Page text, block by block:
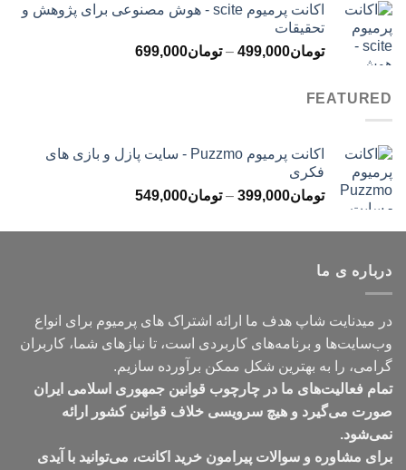
تومان299,000
تومان499,000
اکانت پرمیوم scite - هوش مصنوعی برای پژوهش و
تحقیقات
تومان499,000
– تومان699,000محدوده
FEATURED
اکانت پرمیوم Puzzmo - سایت پازل و بازی های
فکری
تومان399,000
– تومان549,000محدوده
تومان399,000
درباره ی ما
در میدنایت شاپ هدف ما ارائه اشتراک های پرمیوم برای انواع
وب‌سایت‌ها و برنامه‌های کاربردی است، تا نیازهای شما، کاربران
گرامی، را به بهترین شکل ممکن برآورده سازیم.
تمام فعالیت‌های ما در چارچوب قوانین جمهوری اسلامی ایران
صورت می‌گیرد و هیچ سرویسی خلاف قوانین کشور ارائه
نمی‌شود.
برای مشاوره و سوالات پیرامون خرید اکانت، می‌توانید با آیدی